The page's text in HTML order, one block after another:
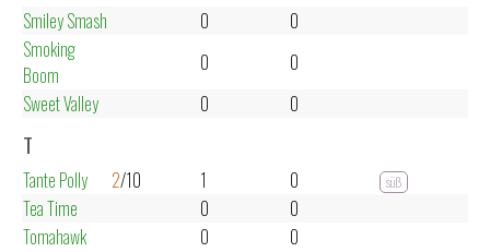
Smiley Smash
0
0
Smoking
Boom
0
0
Sweet Valley
0 0
T
Tante Polly 2/10 1 0 süß
Tea Time 0
0
Tomahawk
0 0